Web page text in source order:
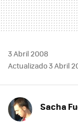
3 Abril 2008
Actualizado 3 Abril
Sacha